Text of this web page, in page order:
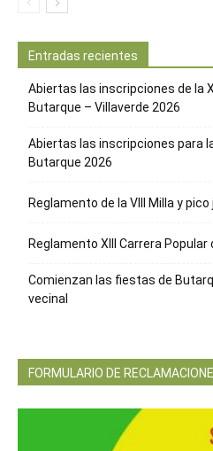
Entradas recientes
Abiertas las inscripciones de la
Butarque – Villaverde 2026
Abiertas las inscripciones para
Butarque 2026
Reglamento de la VIII Milla y
Reglamento XIII Carrera
Comienzan las fiestas de
vecinal
FORMULARIO DE